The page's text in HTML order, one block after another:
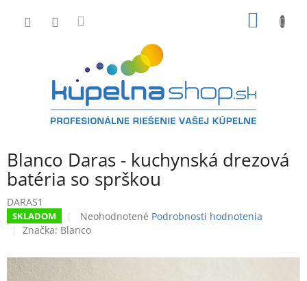
Blanco Daras - kuchynská drezová
batéria so sprškou
DARAS1
SKLADOM
Priemerné
hodnotenie
je
Neohodnotené Podrobnosti hodnotenia
Značka: Blanco